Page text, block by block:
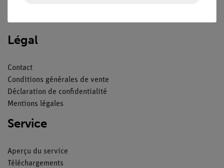
Légal
Contact
Conditions générales de vente
Déclaration de confidentialité
Mentions légales
Service
Aperçu du service
Téléchargements